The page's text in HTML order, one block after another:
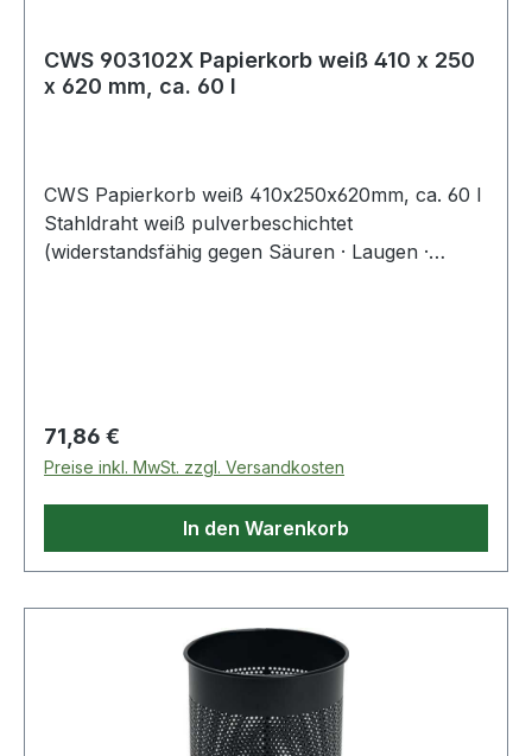
CWS 903102X Papierkorb weiß 410 x 250
x 620 mm, ca. 60 l
CWS Papierkorb weiß 410x250x620mm, ca. 60 l
Stahldraht weiß pulverbeschichtet
(widerstandsfähig gegen Säuren · Laugen ·
Regulärer Preis:
71,86 €
Preise inkl. MwSt. zzgl. Versandkosten
In den Warenkorb